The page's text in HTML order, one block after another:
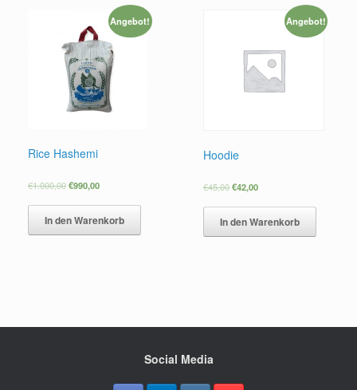
Angebot!
Rice Hashemi
€1.000,00€990,00
In den Warenkorb
Angebot!
Hoodie
€45,00€42,00
In den Warenkorb
Social Media